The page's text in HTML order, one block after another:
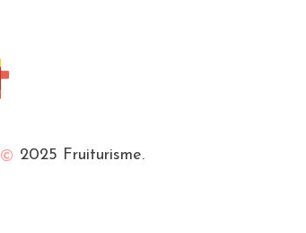
2025 Fruiturisme.